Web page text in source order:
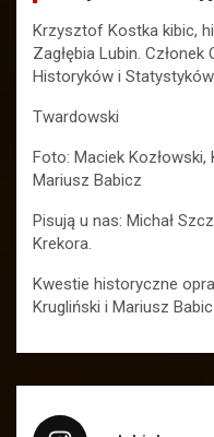
Krzysztof Kostka kibic,
Zagłębia Lubin.
Historyków i Statystyków
Twardowski
Foto: Maciek
Mariusz Babicz
Pisują u nas: Michał
Krekora.
Kwestie historyczne
Krugliński i Mariusz